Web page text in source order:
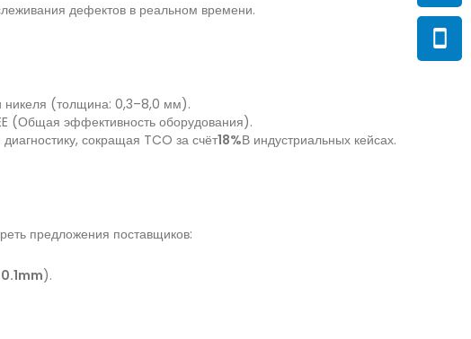
дефектов в реальном времени.
никеля (толщина: 0,3–8,0 мм).
(Общая эффективность оборудования).
сокращая TCO за счёт18%В индустриальных кейсах.
предложения поставщиков:
).